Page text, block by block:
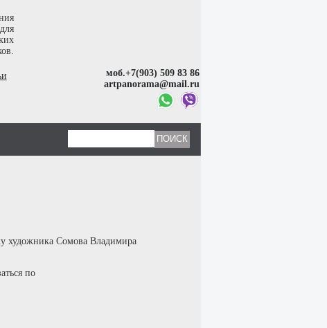
моб.+7(903) 509 83 86
artpanorama@mail.ru
художника Сомова Владимира
по